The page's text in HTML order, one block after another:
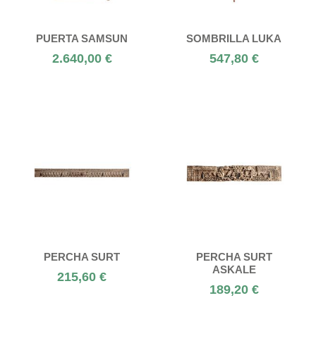
PUERTA SAMSUN
2.640,00 €
SOMBRILLA LUKA
547,80 €
PERCHA SURT
215,60 €
PERCHA SURT
ASKALE
189,20 €